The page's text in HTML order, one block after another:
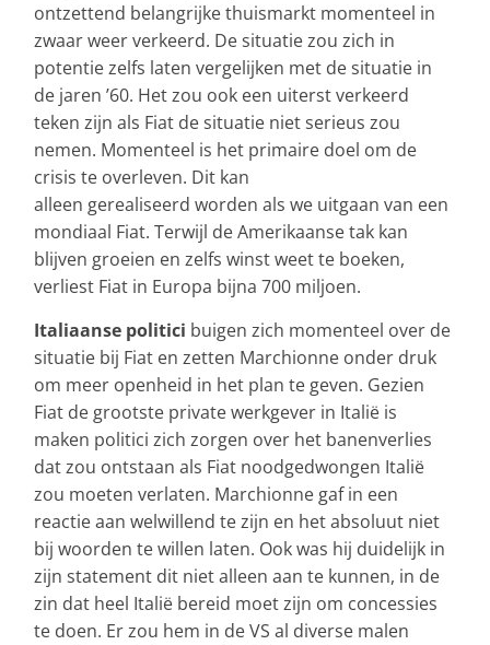
ontzettend belangrijke thuismarkt momenteel in
zwaar weer verkeerd. De situatie zou zich in
potentie zelfs laten vergelijken met de situatie in
de jaren ’60. Het zou ook een uiterst verkeerd
teken zijn als Fiat de situatie niet serieus zou
nemen. Momenteel is het primaire doel om de
crisis te overleven. Dit kan
alleen gerealiseerd worden als we uitgaan van een
mondiaal Fiat. Terwijl de Amerikaanse tak kan
blijven groeien en zelfs winst weet te boeken,
verliest Fiat in Europa bijna 700 miljoen.
Italiaanse politici buigen zich momenteel over de
situatie bij Fiat en zetten Marchionne onder druk
om meer openheid in het plan te geven. Gezien
Fiat de grootste private werkgever in Italië is
maken politici zich zorgen over het banenverlies
dat zou ontstaan als Fiat noodgedwongen Italië
zou moeten verlaten. Marchionne gaf in een
reactie aan welwillend te zijn en het absoluut niet
bij woorden te willen laten. Ook was hij duidelijk in
zijn statement dit niet alleen aan te kunnen, in de
zin dat heel Italië bereid moet zijn om concessies
te doen. Er zou hem in de VS al diverse malen